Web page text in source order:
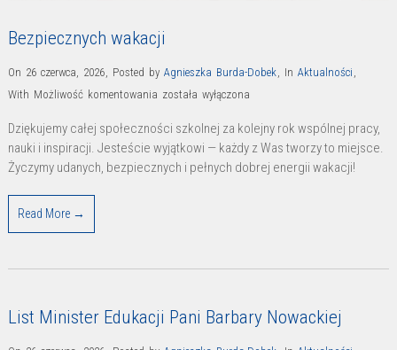
Bezpiecznych wakacji
On 26 czerwca, 2026 Posted by Agnieszka Burda-Dobek In Aktualności
With Możliwość komentowania Bezpiecznych
została wyłączona
Dziękujemy całej społeczności szkolnej za kolejny rok wspólnej pracy,
nauki i inspiracji. Jesteście wyjątkowi — każdy z Was tworzy to miejsce.
Życzymy udanych, bezpiecznych i pełnych dobrej energii wakacji!
Read More →
List Minister Edukacji Pani Barbary Nowackiej